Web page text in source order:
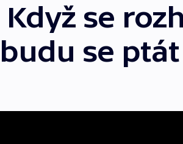
se
se